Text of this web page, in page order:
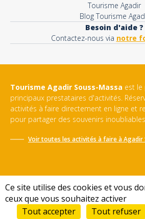
Ce site utilise des cookies et vous
ceux que vous souhaitez activer
Tout accepter
Tout refuser
Tourisme Agadir
Blog Tourisme
Besoin d'aide ?
Contactez-nous via notre
Tourisme Agadir Souss-Massa est le
principaux prestataires d'activités.
activités à faire directement en ligne et
pour partager des souvenirs
Voir toutes les activités à faire àAgadir
Conditions générales de vente-
Mentions légales-